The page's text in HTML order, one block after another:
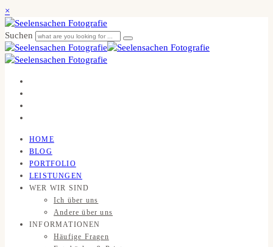
×
Suchen
HOME
BLOG
PORTFOLIO
LEISTUNGEN
WER WIR SIND
Ich über uns
Andere über uns
INFORMATIONEN
Häufige Fragen